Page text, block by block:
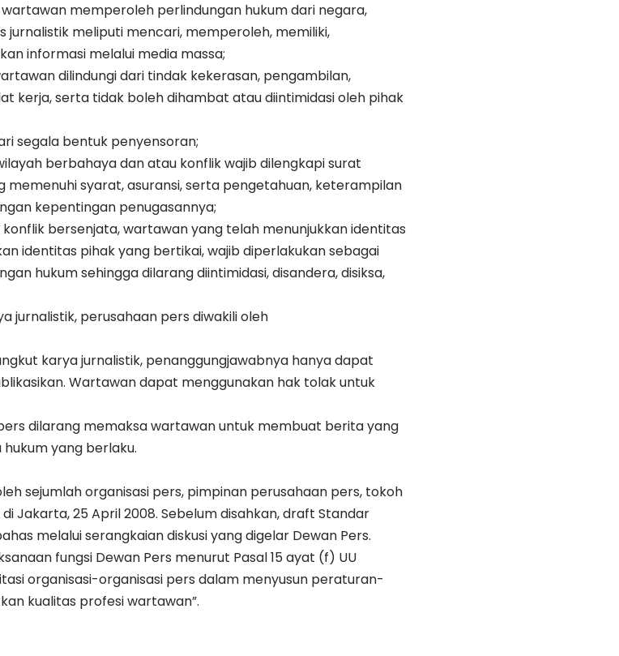
memperoleh perlindungan hukum dari negara,
jurnalistik meliputi mencari, memperoleh, memiliki,
informasi melalui media massa;
dilindungi dari tindak kekerasan, pengambilan,
kerja, serta tidak boleh dihambat atau diintimidasi oleh pihak
segala bentuk penyensoran;
berbahaya dan atau konflik wajib dilengkapi surat
syarat, asuransi, serta pengetahuan, keterampilan
kepentingan penugasannya;
bersenjata, wartawan yang telah menunjukkan identitas
identitas pihak yang bertikai, wajib diperlakukan sebagai
hukum sehingga dilarang diintimidasi, disandera, disiksa,
jurnalistik, perusahaan pers diwakili oleh
karya jurnalistik, penanggungjawabnya hanya dapat
Wartawan dapat menggunakan hak tolak untuk
dilarang memaksa wartawan untuk membuat berita yang
yang berlaku.
sejumlah organisasi pers, pimpinan perusahaan pers, tokoh
Jakarta, 25 April 2008. Sebelum disahkan, draft Standar
melalui serangkaian diskusi yang digelar Dewan Pers.
fungsi Dewan Pers menurut Pasal 15 ayat (f) UU
organisasi-organisasi pers dalam menyusun peraturan-
kualitas profesi wartawan”.